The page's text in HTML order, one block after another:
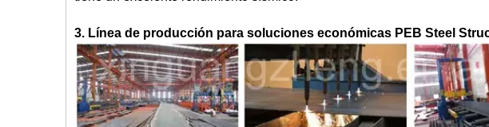
3. Línea de producción para soluciones económicas PEB Steel